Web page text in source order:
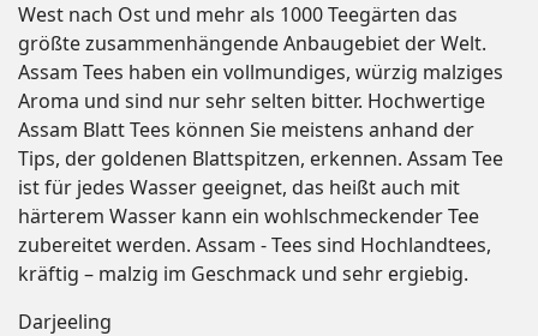
West nach Ost und mehr als 1000 Teegärten das
größte zusammenhängende Anbaugebiet der Welt.
Assam Tees haben ein vollmundiges, würzig malziges
Aroma und sind nur sehr selten bitter. Hochwertige
Assam Blatt Tees können Sie meistens anhand der
Tips, der goldenen Blattspitzen, erkennen. Assam Tee
ist für jedes Wasser geeignet, das heißt auch mit
härterem Wasser kann ein wohlschmeckender Tee
zubereitet werden. Assam - Tees sind Hochlandtees,
kräftig – malzig im Geschmack und sehr ergiebig.
Darjeeling